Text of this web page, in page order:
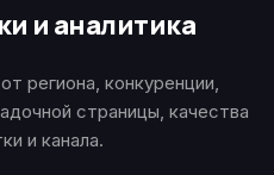
и аналитика
региона, конкуренции,
страницы, качества
и канала.